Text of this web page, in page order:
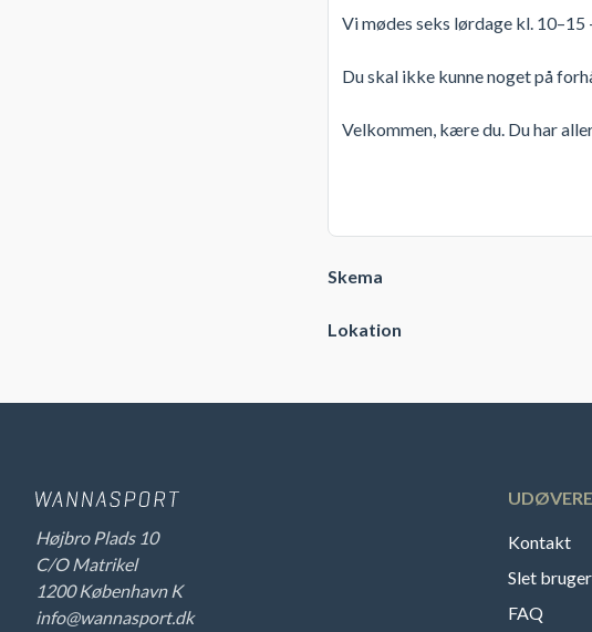
Vi mødes seks lørdage kl.
Du skal ikke kunne noget på
Velkommen, kære du. Du har
Skema
Lokation
Højbro Plads 10
C/O Matrikel
1200 København K
info@wannasport.dk
UDØVERE
Kontakt
Slet
FAQ